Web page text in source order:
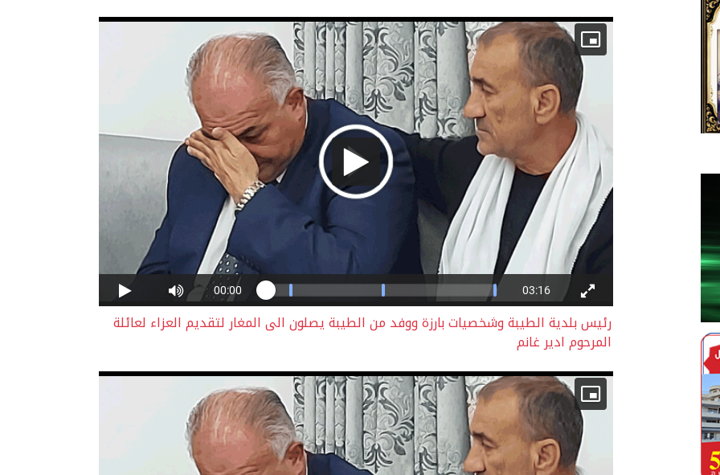
رئيس بلدية الطيبة وشخصيات بارزة ووفد من الطيبة يصلون الى المغار لتقديم العزاء لعائلة
المرحوم ادير غانم